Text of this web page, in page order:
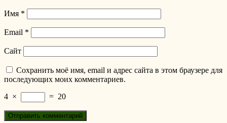
Имя *
Email *
Сайт
Сохранить моё имя, email и адрес сайта в этом браузере для
последующих моих комментариев.
4 × = 20